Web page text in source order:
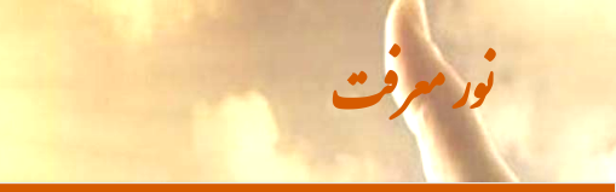
نور معرفت